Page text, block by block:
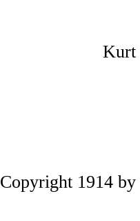
Kurt
Copyright 1914